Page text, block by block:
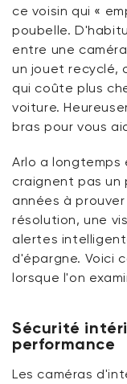
Éclairer la nuit :
ce voisin qui «
poubelle.
entre une
un jouet recyclé,
qui coûte plus
voiture.
bras pour vous
Arlo a longtemps
craignent pas un
années à
résolution, une
alertes
d'épargne. Voici
lorsque l'on
Sécurité
performance
Les caméras